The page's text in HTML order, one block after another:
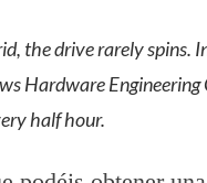
the drive rarely spins.
Hardware
half hour.